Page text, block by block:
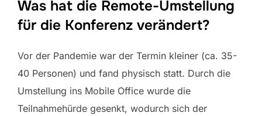
Was hat die Remote-Umstellung
für die Konferenz verändert?
Vor der Pandemie war der Termin kleiner (ca. 35-
40 Personen) und fand physisch statt. Durch die
Umstellung ins Mobile Office wurde die
Teilnahmehürde gesenkt, wodurch sich der